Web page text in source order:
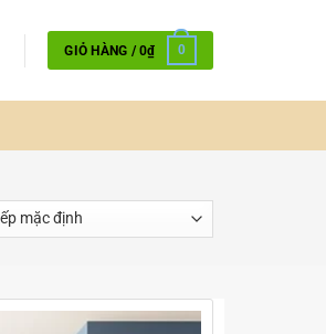
GIỎ HÀNG /0₫ 0